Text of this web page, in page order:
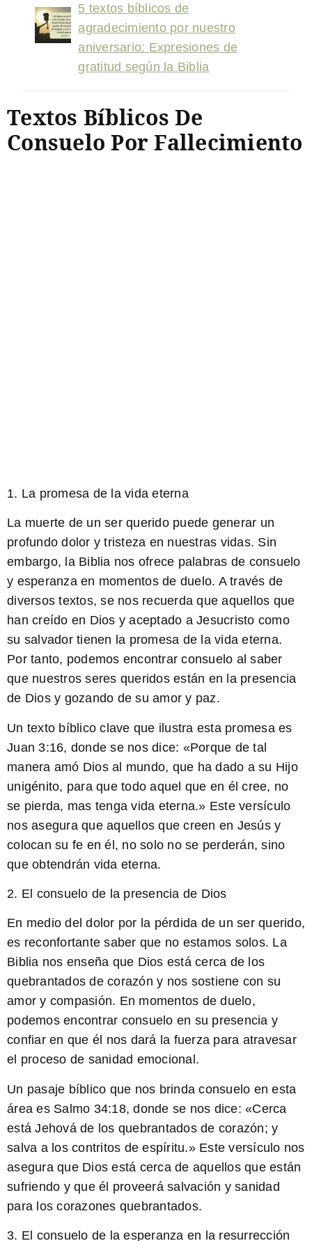
5 textos bíblicos de
agradecimiento por nuestro
aniversario: Expresiones de
gratitud según la Biblia
Textos Bíblicos De
Consuelo Por Fallecimiento
1. La promesa de la vida eterna
La muerte de un ser querido puede generar un
profundo dolor y tristeza en nuestras vidas. Sin
embargo, la Biblia nos ofrece palabras de consuelo
y esperanza en momentos de duelo. A través de
diversos textos, se nos recuerda que aquellos que
han creído en Dios y aceptado a Jesucristo como
su salvador tienen la promesa de la vida eterna.
Por tanto, podemos encontrar consuelo al saber
que nuestros seres queridos están en la presencia
de Dios y gozando de su amor y paz.
Un texto bíblico clave que ilustra esta promesa es
Juan 3:16, donde se nos dice: «Porque de tal
manera amó Dios al mundo, que ha dado a su Hijo
unigénito, para que todo aquel que en él cree, no
se pierda, mas tenga vida eterna.» Este versículo
nos asegura que aquellos que creen en Jesús y
colocan su fe en él, no solo no se perderán, sino
que obtendrán vida eterna.
2. El consuelo de la presencia de Dios
En medio del dolor por la pérdida de un ser querido,
es reconfortante saber que no estamos solos. La
Biblia nos enseña que Dios está cerca de los
quebrantados de corazón y nos sostiene con su
amor y compasión. En momentos de duelo,
podemos encontrar consuelo en su presencia y
confiar en que él nos dará la fuerza para atravesar
el proceso de sanidad emocional.
Un pasaje bíblico que nos brinda consuelo en esta
área es Salmo 34:18, donde se nos dice: «Cerca
está Jehová de los quebrantados de corazón; y
salva a los contritos de espíritu.» Este versículo nos
asegura que Dios está cerca de aquellos que están
sufriendo y que él proveerá salvación y sanidad
para los corazones quebrantados.
3. El consuelo de la esperanza en la resurrección